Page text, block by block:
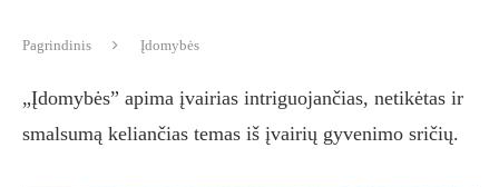
Pagrindinis Įdomybės
„Įdomybės” apima įvairias intriguojančias, netikėtas ir
smalsumą keliančias temas iš įvairių gyvenimo sričių.